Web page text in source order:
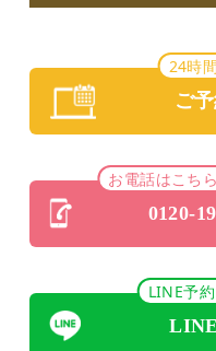
24時
ご
お電話はこち
0120-
LINE予